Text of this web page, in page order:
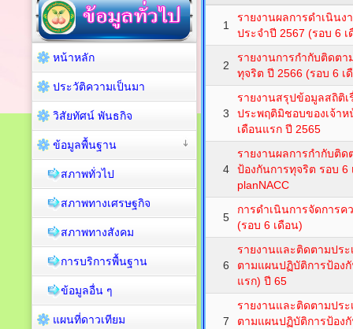
1
รายงานผลการดำเนิน
ประจำปี 2567 (รอบ 6 เ
2
รายงานการกำกับติดตา
ทุจริต ปี 2566 (รอบ 6 เ
3
รายงานสรุปข้อมูลสถิติเ
ประพฤติมิชอบของเจ้า
เดือนแรก ปี 2565
4
รายงานผลการกำกับติ
ป้องกันการทุจริต รอบ 6
planNACC
5
การดำเนินการจัดการค
(รอบ 6 เดือน)
6
รายงานและติดตามปร
ตามแผนปฏิบัติการป้อง
แรก) ปี 65
7
รายงานและติดตามปร
ตามแผนปฏิบัติการป้อง
หน้าหลัก
ประวัติความเป็นมา
วิสัยทัศน์ พันธกิจ
ข้อมูลพื้นฐาน
สภาพทั่วไป
สภาพทางเศรษฐกิจ
สภาพทางสังคม
การบริการพื้นฐาน
ข้อมูลอื่น ๆ
แผนที่ดาวเทียม